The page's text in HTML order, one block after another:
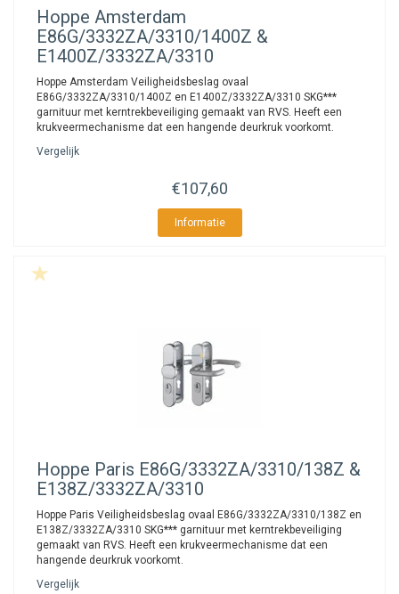
Hoppe Amsterdam
E86G/3332ZA/3310/1400Z &
E1400Z/3332ZA/3310
Hoppe Amsterdam Veiligheidsbeslag ovaal
E86G/3332ZA/3310/1400Z en E1400Z/3332ZA/3310 SKG***
garnituur met kerntrekbeveiliging gemaakt van RVS. Heeft een
krukveermechanisme dat een hangende deurkruk voorkomt.
Vergelijk
€107,60
Informatie
Hoppe Paris E86G/3332ZA/3310/138Z &
E138Z/3332ZA/3310
Hoppe Paris Veiligheidsbeslag ovaal E86G/3332ZA/3310/138Z en
E138Z/3332ZA/3310 SKG*** garnituur met kerntrekbeveiliging
gemaakt van RVS. Heeft een krukveermechanisme dat een
hangende deurkruk voorkomt.
Vergelijk